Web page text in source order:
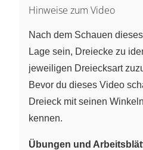
Hinweise zum Video
Nach dem Schauen
Lage sein, Dreiecke zu
jeweiligen Dreiecksart
Bevor du dieses Video
Dreieck mit seinen
kennen.
Übungen und